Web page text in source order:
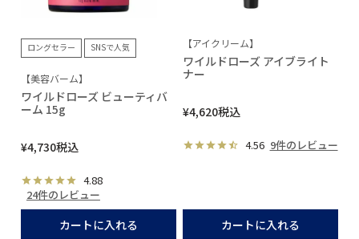
ロングセラー SNSで人気
【美容バーム】
ワイルドローズ ビューティバ
ーム 15g
¥4,730税込
4.88
24件のレビュー
カートに入れる
【アイクリーム】
ワイルドローズ アイブライト
ナー
¥4,620税込
4.56 9件のレビュー
カートに入れる